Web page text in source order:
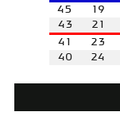
45
19
43
21
41
23
40
24